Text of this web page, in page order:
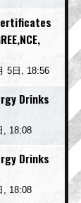
5日, 18:56
Drinks
, 18:08
Drinks
, 18:08